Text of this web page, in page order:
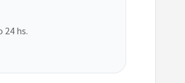
24 hs.